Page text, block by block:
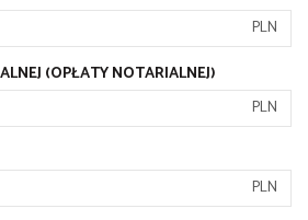
PLN
(OPŁATY NOTARIALNEJ)
PLN
PLN